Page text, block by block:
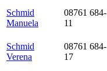
Schmid
Manuela
08761 684-
11
Schmid
Verena
08761 684-
17